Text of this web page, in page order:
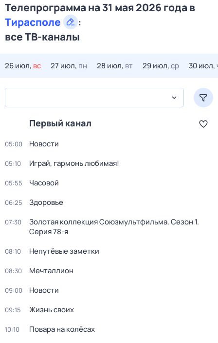
Телепрограмма на 31 мая 2026 года в
Тирасполе
:
все ТВ-каналы
26 июл, вс 27 июл, пн 28 июл, вт 29 июл,ср 30 июл,
Первый канал
05:00 Новости
05:10 Играй, гармонь любимая!
05:55 Часовой
06:25 Здоровье
07:30 Золотая коллекция Союзмультфильма. Сезон 1.
Серия 78-я
08:10 Непутёвые заметки
08:30 Мечталлион
09:00 Новости
09:15 Жизнь своих
10:10 Повара на колёсах